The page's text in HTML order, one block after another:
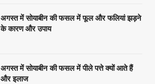
अगस्त में सोयाबीन की फसल में फूल और फलियां झड़ने
के कारण और उपाय
अगस्त में सोयाबीन की फसल में पीले पत्ते क्यों आते हैं
और इलाज